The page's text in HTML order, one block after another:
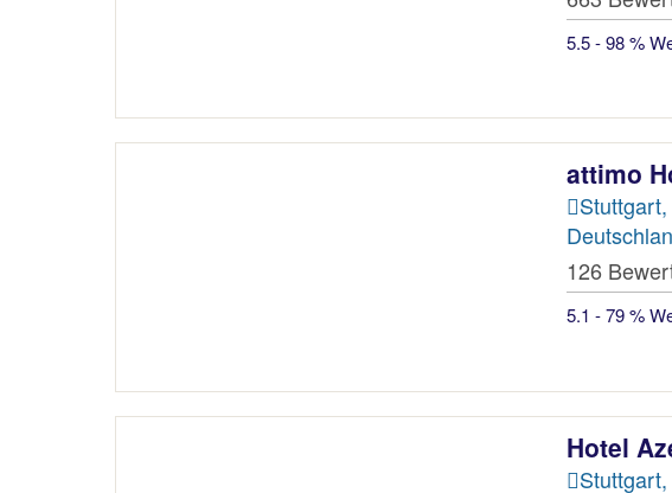
5.5 - 98 %
attimo
126
5.1 - 79 %
Hotel